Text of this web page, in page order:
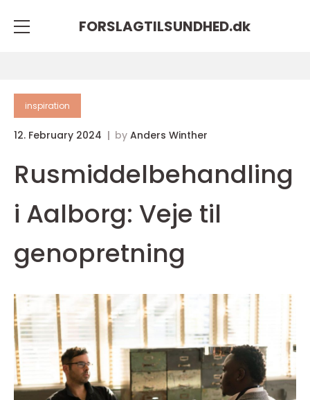
FORSLAGTILSUNDHED.dk
inspiration
12. February 2024 by Anders Winther
Rusmiddelbehandling
i Aalborg: Veje til
genopretning